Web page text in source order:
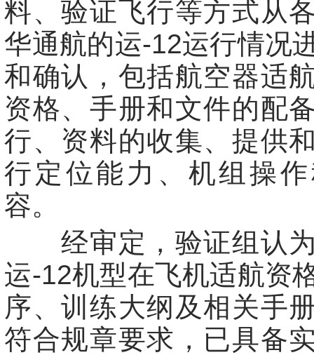
料、验证飞行等方式从
华通航的运-12运行情况
和确认，包括航空器适
资格、手册和文件的配
行、资料的收集、提供
行定位能力、机组操
容。
经审定，验证组认为
运-12机型在飞机适航资
序、训练大纲及相关手
符合规章要求，已具备